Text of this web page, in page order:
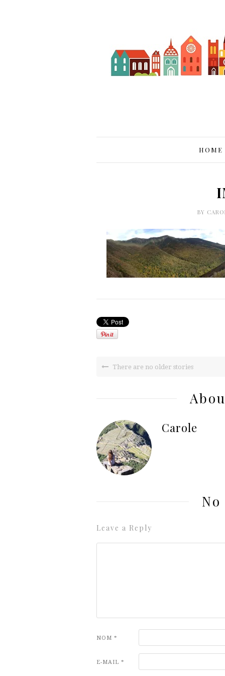
HOME
BY
There are no older stories
Carole
Leave a Reply
NOM *
E-MAIL *